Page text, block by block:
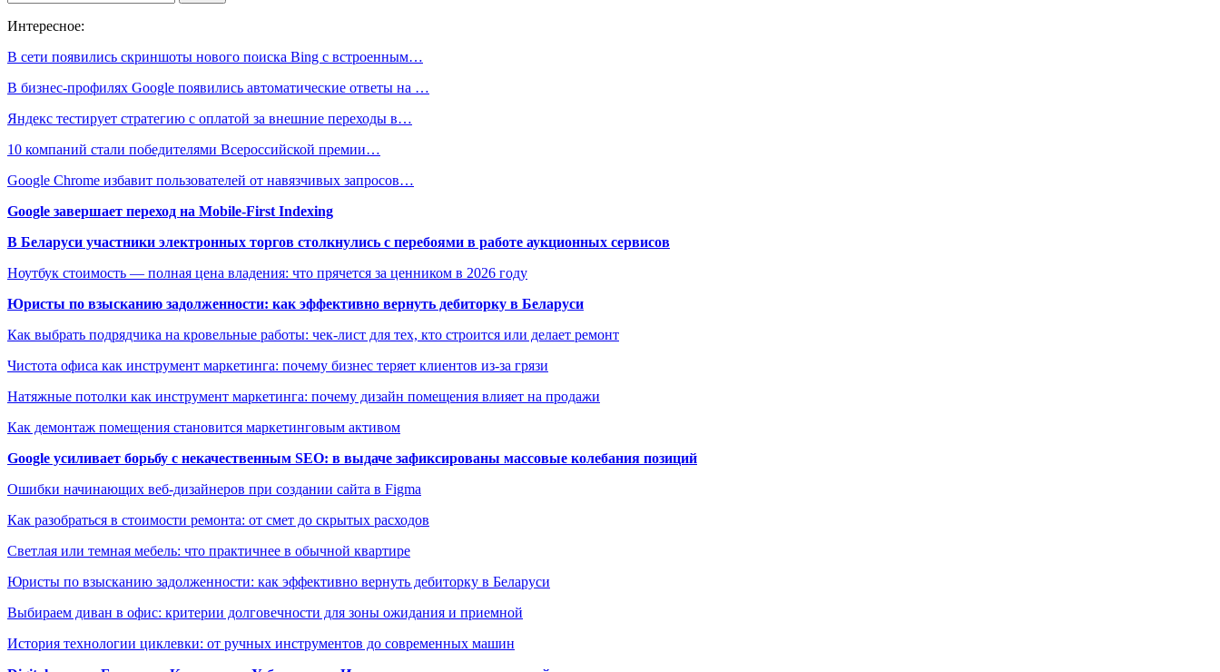
Интересное:
В сети появились скриншоты нового поиска Bing с встроенным…
В бизнес-профилях Google появились автоматические ответы на …
Яндекс тестирует стратегию с оплатой за внешние переходы в…
10 компаний стали победителями Всероссийской премии…
Google Chrome избавит пользователей от навязчивых запросов…
Google завершает переход на Mobile-First Indexing
В Беларуси участники электронных торгов столкнулись с перебоями в работе аукционных сервисов
Ноутбук стоимость — полная цена владения: что прячется за ценником в 2026 году
Юристы по взысканию задолженности: как эффективно вернуть дебиторку в Беларуси
Как выбрать подрядчика на кровельные работы: чек-лист для тех, кто строится или делает ремонт
Чистота офиса как инструмент маркетинга: почему бизнес теряет клиентов из-за грязи
Натяжные потолки как инструмент маркетинга: почему дизайн помещения влияет на продажи
Как демонтаж помещения становится маркетинговым активом
Google усиливает борьбу с некачественным SEO: в выдаче зафиксированы массовые колебания позиций
Ошибки начинающих веб-дизайнеров при создании сайта в Figma
Как разобраться в стоимости ремонта: от смет до скрытых расходов
Светлая или темная мебель: что практичнее в обычной квартире
Юристы по взысканию задолженности: как эффективно вернуть дебиторку в Беларуси
Выбираем диван в офис: критерии долговечности для зоны ожидания и приемной
История технологии циклевки: от ручных инструментов до современных машин